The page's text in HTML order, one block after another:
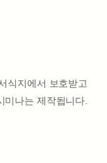
식지에서 보호받고
나는 제작됩니다.